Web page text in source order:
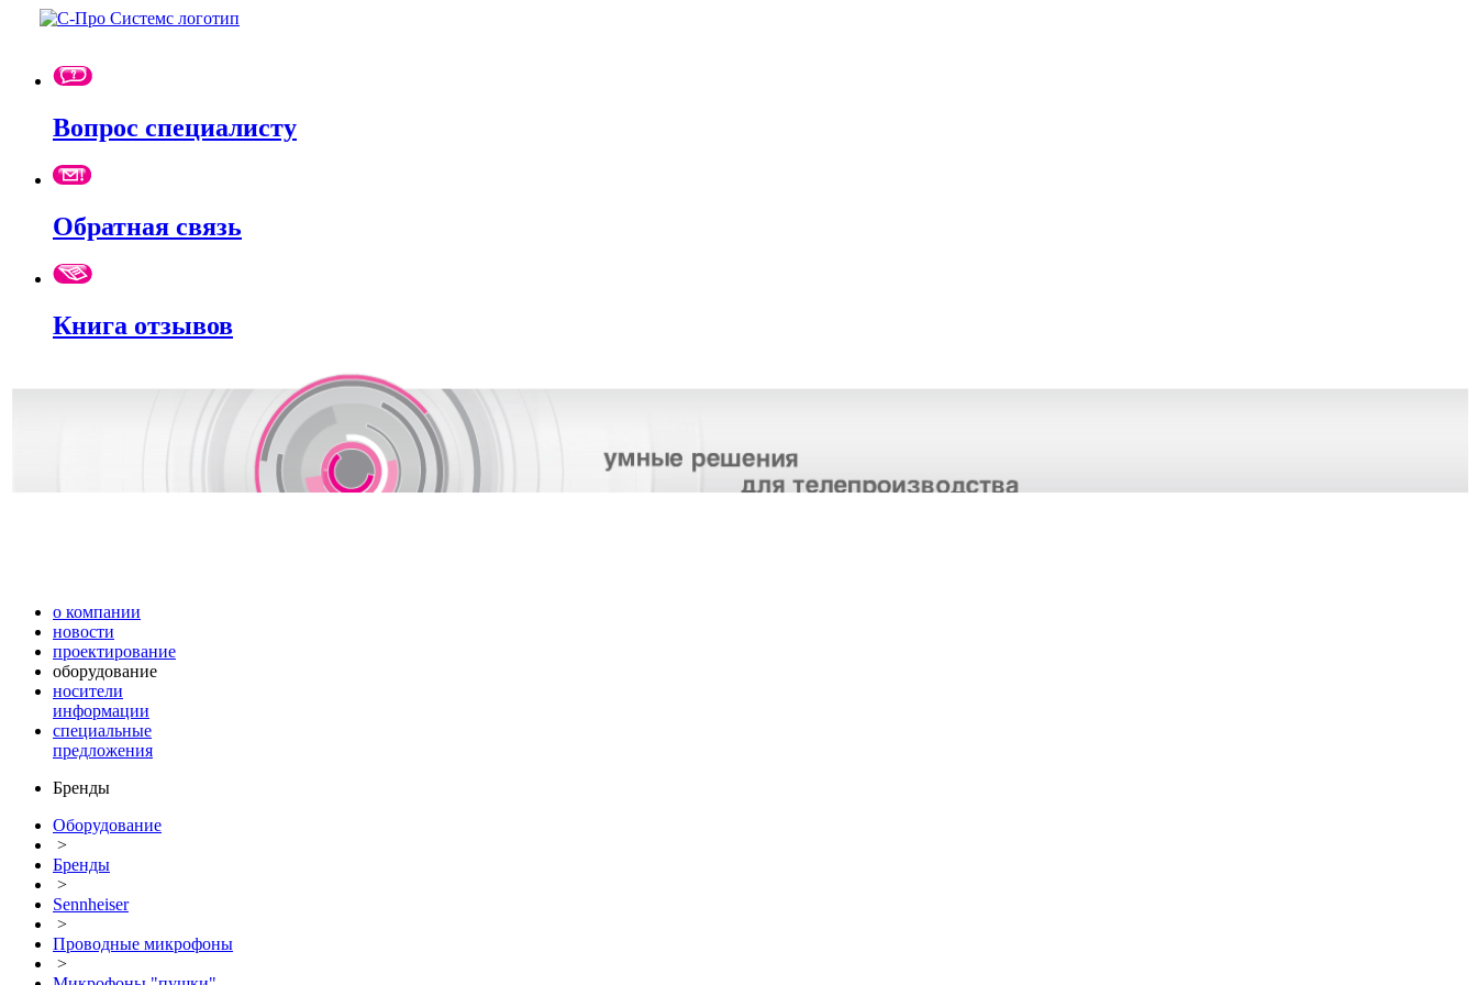
Вопрос специалисту
Обратная связь
Книга отзывов
о компании
новости
проектирование
оборудование
носители
информации
специальные
предложения
Бренды
Оборудование
>
Бренды
>
Sennheiser
>
Проводные микрофоны
>